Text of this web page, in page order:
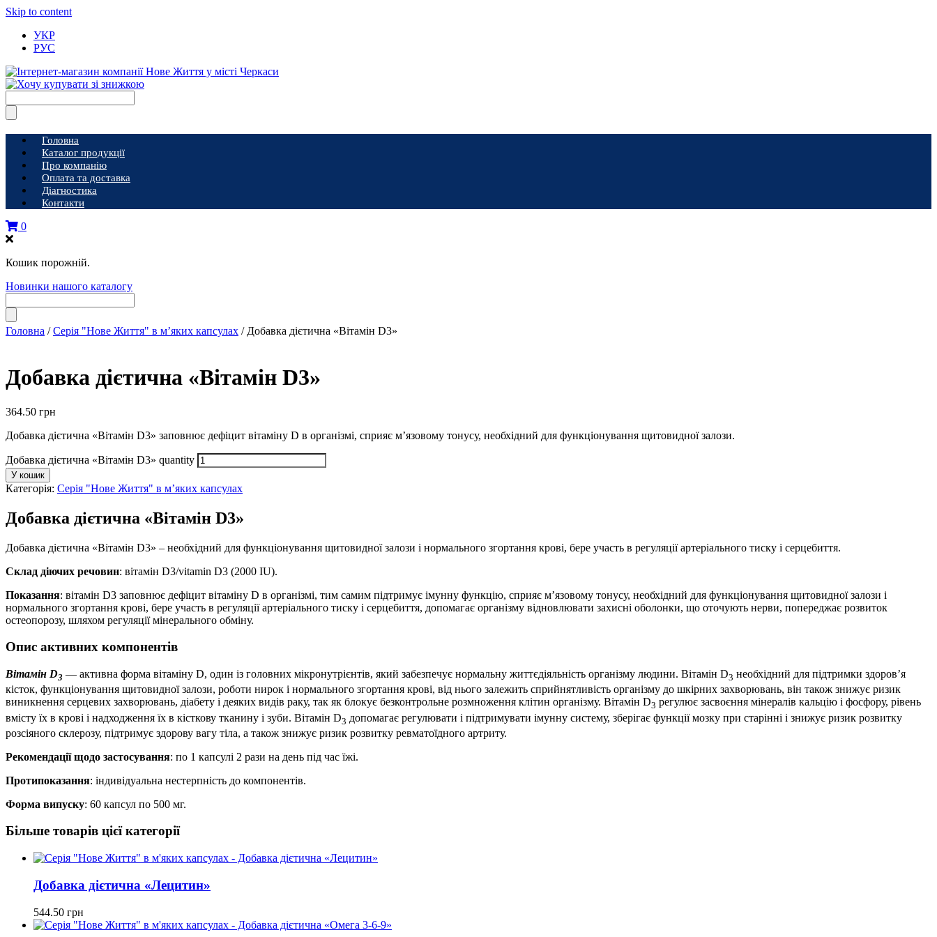
Skip to content
УКР
РУС
Головна
Каталог продукції
Про компанію
Оплата та доставка
Діагностика
Контакти
0
Кошик порожній.
Новинки нашого каталогу
Головна /Серія "Нове Життя" в м’яких капсулах / Добавка дієтична «Вітамін D3»
Добавка дієтична «Вітамін D3»
364.50 грн
Добавка дієтична «Вітамін D3» заповнює дефіцит вітаміну D в організмі, сприяє м’язовому тонусу, необхідний для функціонування щитовидної залози.
Добавка дієтична «Вітамін D3» quantity
У кошик
Категорія: Серія "Нове Життя" в м’яких капсулах
Добавка дієтична «Вітамін D3»
Добавка дієтична «Вітамін D3» – необхідний для функціонування щитовидної залози і нормального згортання крові, бере участь в регуляції артеріального тиску і серцебиття.
Склад діючих речовин: вітамін D3/vitamin D3 (2000 IU).
Показання: вітамін D3 заповнює дефіцит вітаміну D в організмі, тим самим підтримує імунну функцію, сприяє м’язовому тонусу, необхідний для функціонування щитовидної залози і
нормального згортання крові, бере участь в регуляції артеріального тиску і серцебиття, допомагає організму відновлювати захисні оболонки, що оточують нерви, попереджає розвиток
остеопорозу, шляхом регуляції мінерального обміну.
Опис активних компонентів
Вітамін D3 — активна форма вітаміну D, один із головних мікронутрієнтів, який забезпечує нормальну життєдіяльність організму людини. Вітамін D3 необхідний для підтримки здоров’я
кісток, функціонування щитовидної залози, роботи нирок і нормального згортання крові, від нього залежить сприйнятливість організму до шкірних захворювань, він також знижує ризик
виникнення серцевих захворювань, діабету і деяких видів раку, так як блокує безконтрольне розмноження клітин організму. Вітамін D3 регулює засвоєння мінералів кальцію і фосфору, рівень
вмісту їх в крові і надходження їх в кісткову тканину і зуби. Вітамін D3 допомагає регулювати і підтримувати імунну систему, зберігає функції мозку при старінні і знижує ризик розвитку
розсіяного склерозу, підтримує здорову вагу тіла, а також знижує ризик розвитку ревматоїдного артриту.
Рекомендації щодо застосування: по 1 капсулі 2 рази на день під час їжі.
Протипоказання: індивідуальна нестерпність до компонентів.
Форма випуску: 60 капсул по 500 мг.
Більше товарів цієї категорії
Добавка дієтична «Лецитин»
544.50 грн